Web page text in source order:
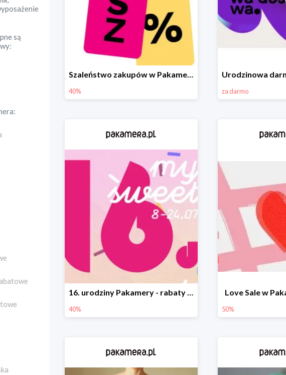
są
:
Szaleństwo zakupów w Pakamera!
40% za darmo
16. urodziny Pakamery - rabaty do -40%
40%
Love Sale w
50%